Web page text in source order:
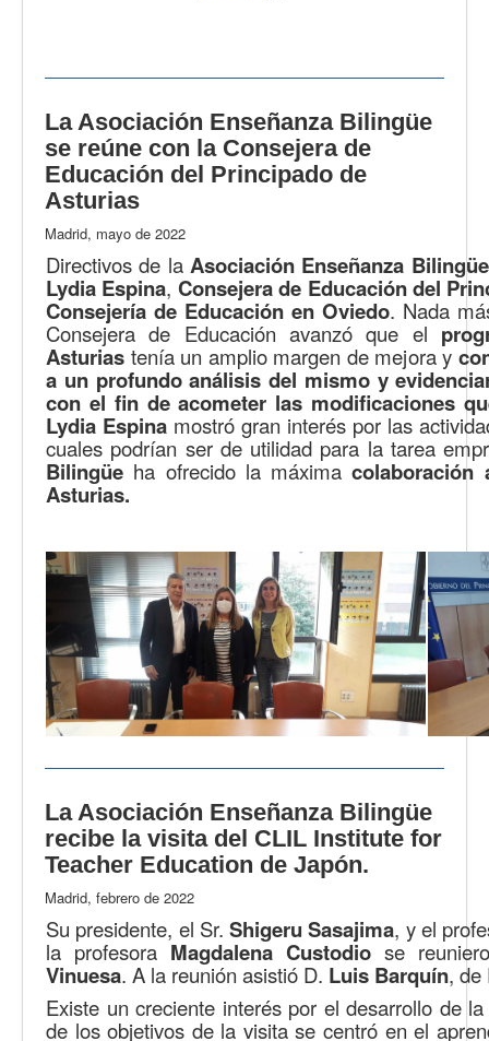
La Asociación Enseñanza Bilingüe
se reúne con la Consejera de
Educación del Principado de
Asturias
Madrid, mayo de 2022
Directivos de laAsociación Enseñanza Bilingüe
Lydia Espina, Consejera de Educación del
Consejería de Educación en Oviedo. Nada
Consejera de Educación avanzó que el
Asturias tenía un amplio margen de mejora y
a un profundo análisis del mismo y
con el fin de acometer las modificaciones
Lydia Espina mostró gran interés por las
cuales podrían ser de utilidad para la tarea
Bilingüe ha ofrecido la máximacolaboración
Asturias.
La Asociación Enseñanza Bilingüe
recibe la visita del CLIL Institute for
Teacher Education de Japón.
Madrid, febrero de 2022
Su presidente, el Sr. Shigeru Sasajima, y el
la profesora Magdalena Custodiose
Vinuesa. A la reunión asistió D. Luis Barquín, de
Existe un creciente interés por el desarrollo de
de los objetivos de la visita se centró en el